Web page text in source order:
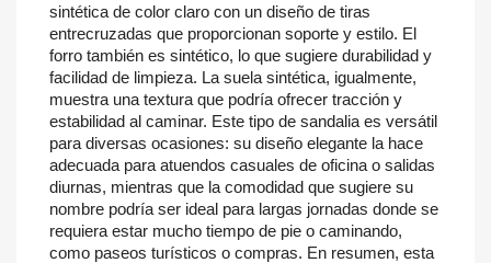
sintética de color claro con un diseño de tiras
entrecruzadas que proporcionan soporte y estilo. El
forro también es sintético, lo que sugiere durabilidad y
facilidad de limpieza. La suela sintética, igualmente,
muestra una textura que podría ofrecer tracción y
estabilidad al caminar. Este tipo de sandalia es versátil
para diversas ocasiones: su diseño elegante la hace
adecuada para atuendos casuales de oficina o salidas
diurnas, mientras que la comodidad que sugiere su
nombre podría ser ideal para largas jornadas donde se
requiera estar mucho tiempo de pie o caminando,
como paseos turísticos o compras. En resumen, esta